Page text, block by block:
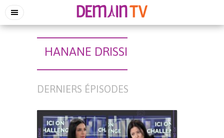
HANANE DRISSI
DERNIERS ÉPISODES